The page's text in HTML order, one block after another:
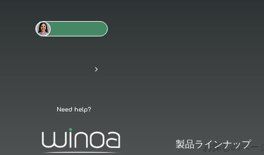
Need help?
製品ラインナップ
お探しのペー